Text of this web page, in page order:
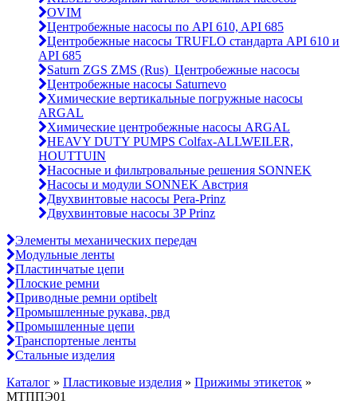
OVIM
Центробежные насосы по API 610, API 685
Центробежные насосы TRUFLO стандарта API 610 и
API 685
Saturn ZGS ZMS (Rus)_Центробежные насосы
Центробежные насосы Saturnevo
Химические вертикальные погружные насосы
ARGAL
Химические центробежные насосы ARGAL
HEAVY DUTY PUMPS Colfax-ALLWEILER,
HOUTTUIN
Насосные и фильтровальные решения SONNEK
Насосы и модули SONNEK Австрия
Двухвинтовые насосы Pera-Prinz
Двухвинтовые насосы 3P Prinz
Элементы механических передач
Модульные ленты
Пластинчатые цепи
Плоские ремни
Приводные ремни optibelt
Промышленные рукава, рвд
Промышленные цепи
Транспортеные ленты
Стальные изделия
Каталог » Пластиковые изделия » Прижимы этикеток »
МТППЭ01